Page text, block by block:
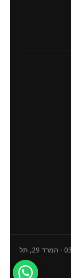
כל הזכויות שמורות © רודי 2026 · 03-5171115 · המרד 29, תל